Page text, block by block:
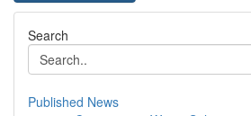
Search
Published News